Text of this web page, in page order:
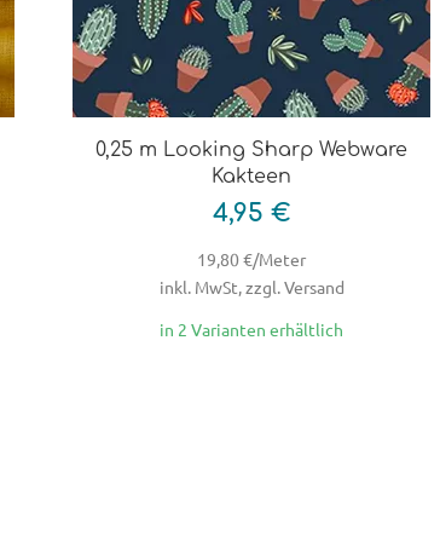
0,25 m Looking Sharp Webware
Kakteen
4,95 €
19,80 €/Meter
inkl. MwSt, zzgl. Versand
in 2 Varianten erhältlich